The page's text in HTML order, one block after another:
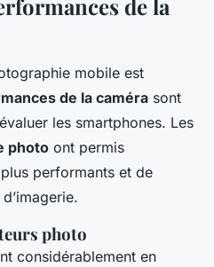
de la
mobile est
de la caméra sont
les smartphones. Les
photo ont permis
performants et de
photo
considérablement en